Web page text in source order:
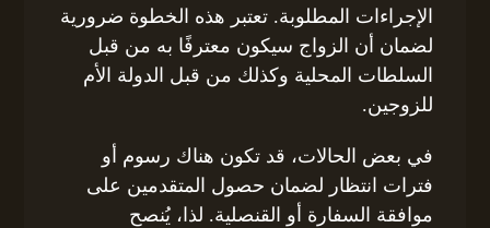
الإجراءات المطلوبة. تعتبر هذه الخطوة ضرورية
لضمان أن الزواج سيكون معترفًا به من قبل
السلطات المحلية وكذلك من قبل الدولة الأم
للزوجين.
في بعض الحالات، قد تكون هناك رسوم أو
فترات انتظار لضمان حصول المتقدمين على
موافقة السفارة أو القنصلية. لذا، يُنصح